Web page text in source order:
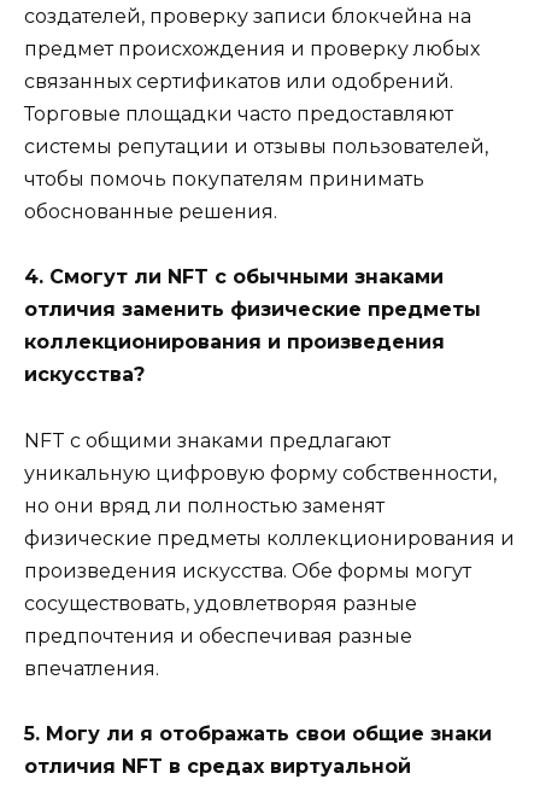
создателей, проверку записи блокчейна на
предмет происхождения и проверку любых
связанных сертификатов или одобрений.
Торговые площадки часто предоставляют
системы репутации и отзывы пользователей,
чтобы помочь покупателям принимать
обоснованные решения.
4. Смогут ли NFT с обычными знаками
отличия заменить физические предметы
коллекционирования и произведения
искусства?
NFT с общими знаками предлагают
уникальную цифровую форму собственности,
но они вряд ли полностью заменят
физические предметы коллекционирования и
произведения искусства. Обе формы могут
сосуществовать, удовлетворяя разные
предпочтения и обеспечивая разные
впечатления.
5. Могу ли я отображать свои общие знаки
отличия NFT в средах виртуальной